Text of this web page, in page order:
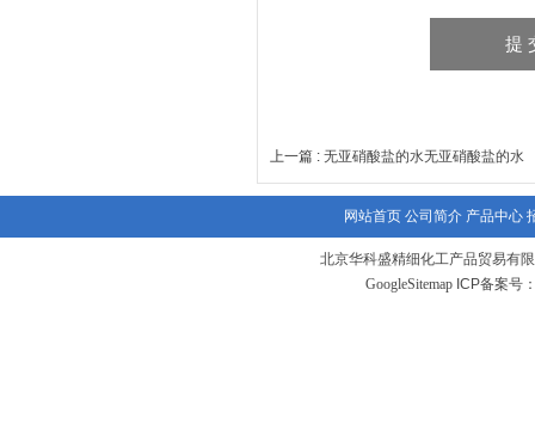
上一篇 : 无亚硝酸盐的水无亚硝酸盐的水
网站首页 公司简介 产品中心
北京华科盛精细化工产品贸易有
GoogleSitemap ICP备案号